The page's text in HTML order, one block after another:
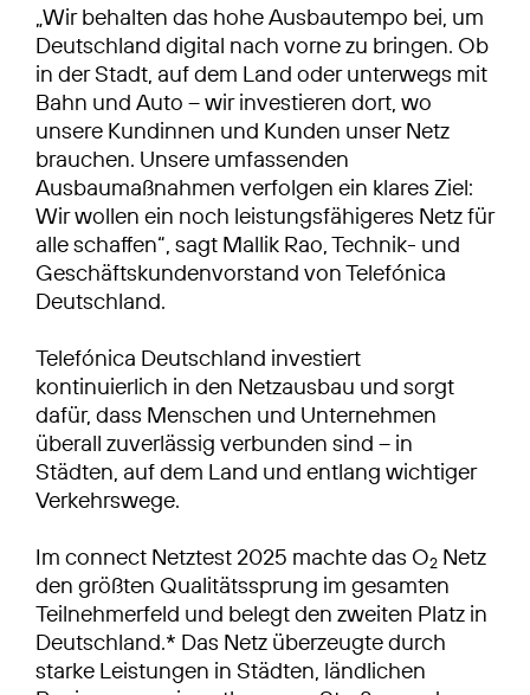
„Wir behalten das hohe Ausbautempo bei, um
Deutschland digital nach vorne zu bringen. Ob
in der Stadt, auf dem Land oder unterwegs mit
Bahn und Auto – wir investieren dort, wo
unsere Kundinnen und Kunden unser Netz
brauchen. Unsere umfassenden
Ausbaumaßnahmen verfolgen ein klares Ziel:
Wir wollen ein noch leistungsfähigeres Netz für
alle schaffen“, sagt Mallik Rao, Technik- und
Geschäftskundenvorstand von Telefónica
Deutschland.
Telefónica Deutschland investiert
kontinuierlich in den Netzausbau und sorgt
dafür, dass Menschen und Unternehmen
überall zuverlässig verbunden sind – in
Städten, auf dem Land und entlang wichtiger
Verkehrswege.
Im connect Netztest 2025 machte das O2 Netz
den größten Qualitätssprung im gesamten
Teilnehmerfeld und belegt den zweiten Platz in
Deutschland.* Das Netz überzeugte durch
starke Leistungen in Städten, ländlichen